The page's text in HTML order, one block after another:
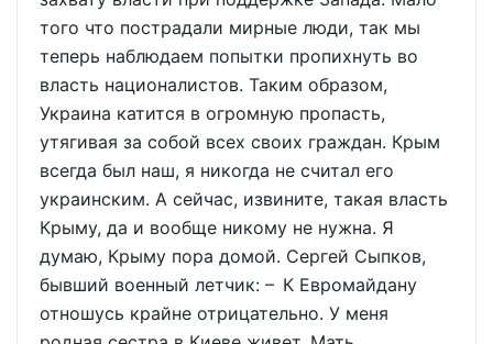
того что пострадали мирные люди, так мы
теперь наблюдаем попытки пропихнуть во
власть националистов. Таким образом,
Украина катится в огромную пропасть,
утягивая за собой всех своих граждан. Крым
всегда был наш, я никогда не считал его
украинским. А сейчас, извините, такая власть
Крыму, да и вообще никому не нужна. Я
думаю, Крыму пора домой. Сергей Сыпков,
бывший военный летчик: – К Евромайдану
отношусь крайне отрицательно. У меня